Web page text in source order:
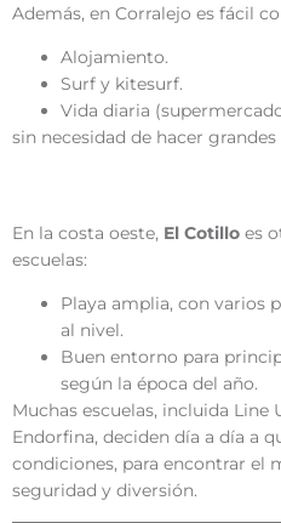
Además, en Corralejo es fácil
Alojamiento.
Surf y kitesurf.
Vida diaria
sin necesidad de hacer
En la costa oeste, El Cotillo es
escuelas:
Playa amplia, con varios
al nivel.
Buen entorno para
según la época del año.
Muchas escuelas, incluida Line
Endorfina, deciden día a día a
condiciones, para encontrar el
seguridad y diversión.